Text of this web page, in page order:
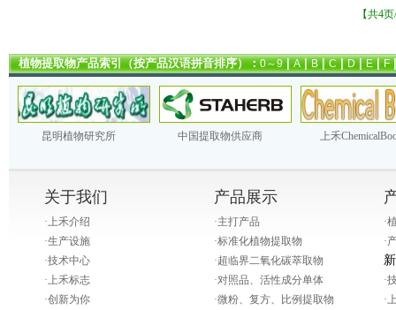
【共4
植物提取物产品索引（按产品汉语拼音排序）：0～9|A|B|C|D|E|F
昆明植物研究所 中国提取物供应商 上禾
关于我们
·上禾介绍
·生产设施
·技术中心
·上禾标志
·创新为你
产品展示
·主打产品
·标准化植物提取物
·超临界二氧化碳萃取物
·对照品、活性成分单体
·微粉、复方、比例提取物
·
·
·
·